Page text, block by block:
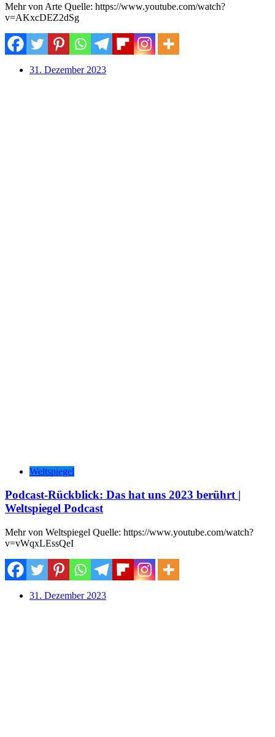
Mehr von Arte Quelle: https://www.youtube.com/watch?
v=AKxcDEZ2dSg
31. Dezember 2023
Weltspiegel
Podcast-Rückblick: Das hat uns 2023 berührt |
Weltspiegel Podcast
Mehr von Weltspiegel Quelle: https://www.youtube.com/watch?
v=vWqxLEssQeI
31. Dezember 2023